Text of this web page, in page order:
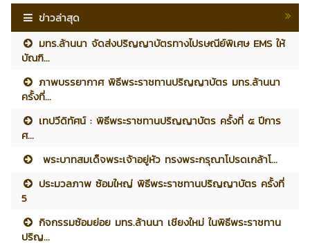
ข่าวล่าสุด
มทร.ล้านนา จัดส่งปริญญาบัตรทางไปรษณีย์พิเศษ EMS ให้
บัณฑิ...
ภาพบรรยากาศ พิธีพระราชทานปริญญาบัตร มทร.ล้านนา
ครั้งที่...
เทปวีดิทัศน์ : พิธีพระราชทานปริญญาบัตร ครั้งที่ ๕ ปีการ
ศ...
พระบาทสมเด็จพระเจ้าอยู่หัว ทรงพระกรุณาโปรดเกล้าโ...
ประมวลภาพ ซ้อมใหญ่ พิธีพระราชทานปริญญาบัตร ครั้งที่
5
กิจกรรมซ้อมย่อย มทร.ล้านนา เชียงใหม่ ในพิธีพระราชทาน
ปริญ...